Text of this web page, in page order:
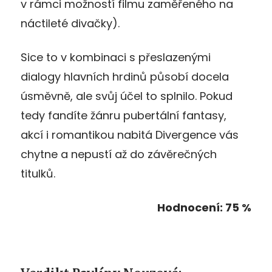
v rámci možností filmu zaměřeného na
náctileté divačky).
Sice to v kombinaci s přeslazenými
dialogy hlavních hrdinů působí docela
úsměvně, ale svůj účel to splnilo. Pokud
tedy fandíte žánru pubertální fantasy,
akcí i romantikou nabitá Divergence vás
chytne a nepustí až do závěrečných
titulků.
Hodnocení: 75 %